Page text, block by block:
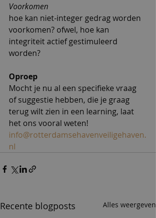
Voorkomen
hoe kan niet-integer gedrag worden
voorkomen? ofwel, hoe kan
integriteit actief gestimuleerd
worden?
Oproep
Mocht je nu al een specifieke vraag
of suggestie hebben, die je graag
terug wilt zien in een learning, laat
het ons vooral weten!
info@rotterdamsehavenveiligehaven.
nl
Recente blogposts Alles weergeven